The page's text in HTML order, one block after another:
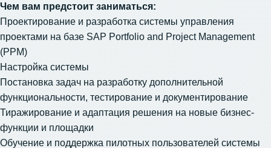
Чем вам предстоит заниматься:
Проектирование и разработка системы управления
проектами на базе SAP Portfolio and Project Management
(PPM)
Настройка системы
Постановка задач на разработку дополнительной
функциональности, тестирование и документирование
Тиражирование и адаптация решения на новые бизнес-
функции и площадки
Обучение и поддержка пилотных пользователей системы